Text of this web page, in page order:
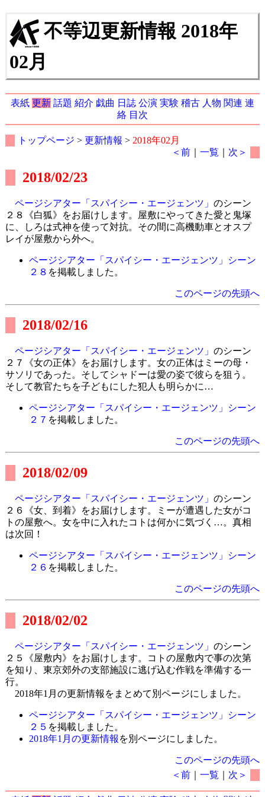
不等辺更新情報 2018年
02月
表紙 更新 話題 紹介 戯曲 日誌 公演 実験 稽古 人物 関連 連
絡 目次
トップページ > 更新情報 > 2018年02月
＜前 ｜一覧 次＞
2018/02/23
ページシアター「スパイシー・エージェンツ」 のシーン
２８《白狐》をお届けします。屋敷にやってきた愛と鬼塚
に、しろは式神を使って対抗。その間に高機動車とオスプ
レイが屋敷から外へ。
ページシアター「スパイシー・エージェンツ」シーン
２８ を掲載しました。
このページの先頭へ
2018/02/16
ページシアター「スパイシー・エージェンツ」 のシーン
２７《女の正体》をお届けします。女の正体はミーの母・
サソリであった。そしてシャドーは愛の姿で彼らを狙う。
そして教官たちを子どもにした犯人も明らかに…
ページシアター「スパイシー・エージェンツ」シーン
２７ を掲載しました。
このページの先頭へ
2018/02/09
ページシアター「スパイシー・エージェンツ」 のシーン
２６《女、到着》をお届けします。ミーが遭遇した女がコ
トの屋敷へ。女を中に入れたコトは何かに気づく…。真相
は次回！
ページシアター「スパイシー・エージェンツ」シーン
２６ を掲載しました。
このページの先頭へ
2018/02/02
ページシアター「スパイシー・エージェンツ」 のシーン
２５《屋敷内》をお届けします。コトの屋敷内で事の次第
を知り、東京郊外の支部施設に逃げ込む作戦を準備する一
行。
2018年1月の更新情報をまとめて別ページにしました。
ページシアター「スパイシー・エージェンツ」シーン
２５ を掲載しました。
2018年1月の更新情報 を別ページにしました。
このページの先頭へ
＜前 ｜一覧 次＞